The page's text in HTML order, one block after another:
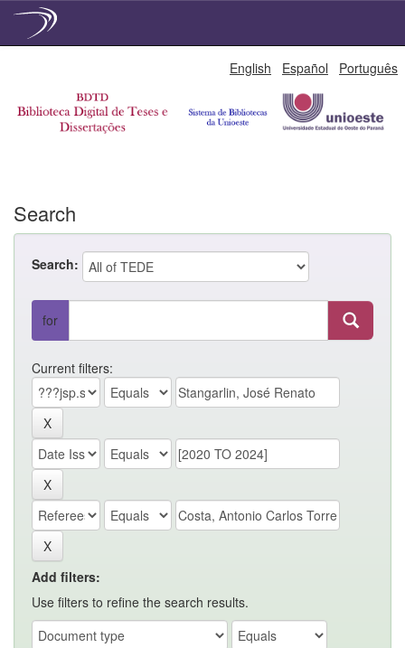
English Español Português
Search
Search:
for
Current filters:
Add filters:
Use filters to refine the search results.